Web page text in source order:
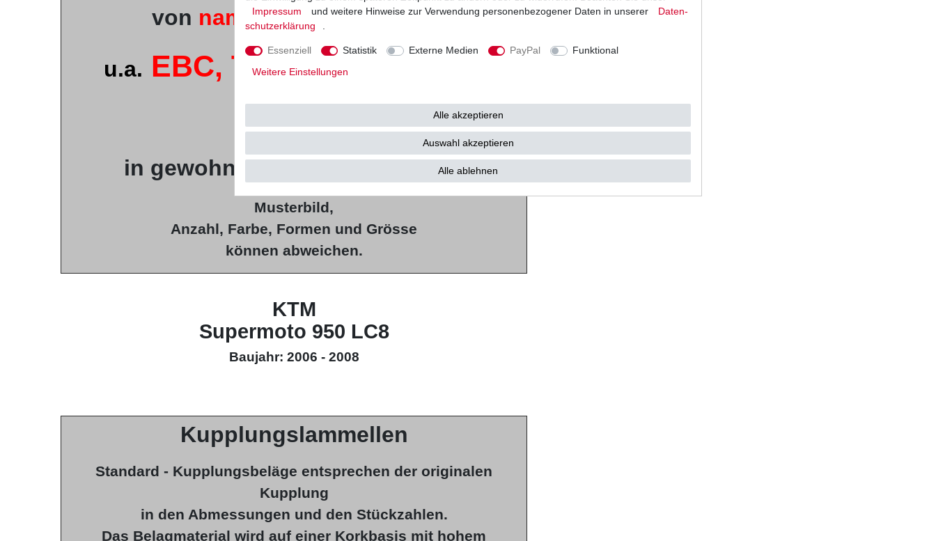
von namhaften Herstellern
u.a. EBC, TRW-Lucas, NHC,
Vesrah
in gewohnt hoher Qualtität
Musterbild,
Anzahl, Farbe, Formen und Grösse
können abweichen.
KTM
Supermoto 950 LC8
Baujahr: 2006 - 2008
Kupplungslammellen
Standard - Kupplungsbeläge entsprechen der originalen
Kupplung
in den Abmessungen und den Stückzahlen.
Das Belagmaterial wird auf einer Korkbasis mit hohem
Impressum
und weitere Hinweise zur Verwendung personenbezogener Daten in unserer
Daten­
schutz­erklärung
Essenziell Statistik Externe Medien PayPal
Funktional
Weitere Einstellungen
Alle akzeptieren
Auswahl akzeptieren
Alle ablehnen